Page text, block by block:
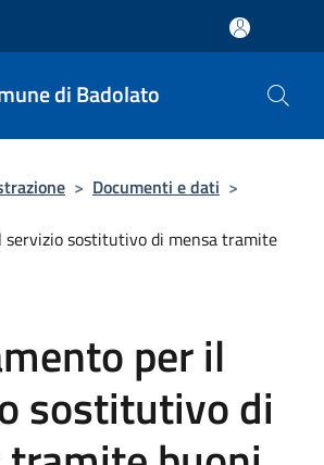
di Badolato
> Documenti e dati >
servizio sostitutivo di mensa tramite
per il
sostitutivo di